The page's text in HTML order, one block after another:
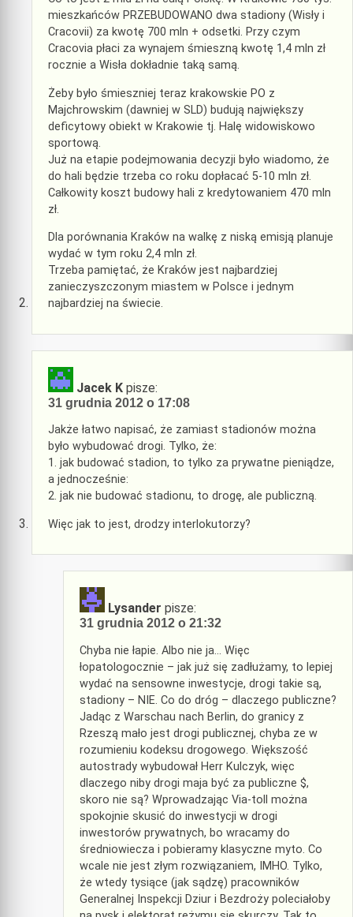
mieszkańców PRZEBUDOWANO dwa stadiony (Wisły i
Cracovii) za kwotę 700 mln + odsetki. Przy czym
Cracovia płaci za wynajem śmieszną kwotę 1,4 mln zł
rocznie a Wisła dokładnie taką samą.
Żeby było śmieszniej teraz krakowskie PO z
Majchrowskim (dawniej w SLD) budują największy
deficytowy obiekt w Krakowie tj. Halę widowiskowo
sportową.
Już na etapie podejmowania decyzji było wiadomo, że
do hali będzie trzeba co roku dopłacać 5-10 mln zł.
Całkowity koszt budowy hali z kredytowaniem 470 mln
zł.
Dla porównania Kraków na walkę z niską emisją planuje
wydać w tym roku 2,4 mln zł.
Trzeba pamiętać, że Kraków jest najbardziej
zanieczyszczonym miastem w Polsce i jednym
najbardziej na świecie.
Jacek K pisze:
31 grudnia 2012 o 17:08
Jakże łatwo napisać, że zamiast stadionów można
było wybudować drogi. Tylko, że:
1. jak budować stadion, to tylko za prywatne pieniądze,
a jednocześnie:
2. jak nie budować stadionu, to drogę, ale publiczną.
Więc jak to jest, drodzy interlokutorzy?
Lysander pisze:
31 grudnia 2012 o 21:32
Chyba nie łapie. Albo nie ja… Więc
łopatologocznie – jak już się zadłużamy, to lepiej
wydać na sensowne inwestycje, drogi takie są,
stadiony – NIE. Co do dróg – dlaczego publiczne?
Jadąc z Warschau nach Berlin, do granicy z
Rzeszą mało jest drogi publicznej, chyba ze w
rozumieniu kodeksu drogowego. Większość
autostrady wybudował Herr Kulczyk, więc
dlaczego niby drogi maja być za publiczne $,
skoro nie są? Wprowadzając Via-toll można
spokojnie skusić do inwestycji w drogi
inwestorów prywatnych, bo wracamy do
średniowiecza i pobieramy klasyczne myto. Co
wcale nie jest złym rozwiązaniem, IMHO. Tylko,
że wtedy tysiące (jak sądzę) pracowników
Generalnej Inspekcji Dziur i Bezdroży poleciałoby